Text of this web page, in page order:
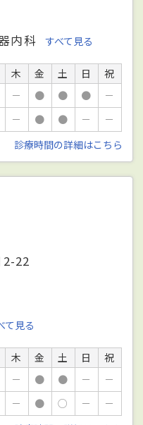
内科 すべて見る
木 金 土 日
祝
－ ● ● ●
－
－ ● ● －
－
診療時間の詳細はこちら
22
て見る
木 金 土 日
祝
－ ● ● －
－
－ ● ○ －
－